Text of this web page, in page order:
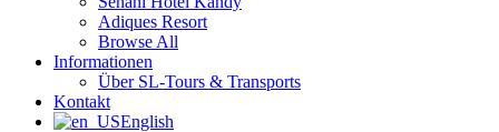
Adiques Resort
Browse All
Informationen
Über SL-Tours & Transports
Kontakt
English